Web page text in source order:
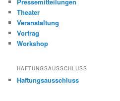
Theater
Veranstaltung
Vortrag
Workshop
HAFTUNGSAUSSCHLUSS
Haftungsausschluss